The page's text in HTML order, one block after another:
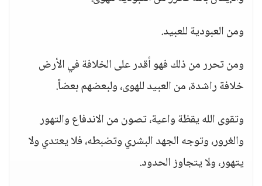
ومن العبودية للعبيد.
ومن تحرر من ذلك فهو أقدر على الخلافة في الأرض
خلافة راشدة، من العبيد للهوى، ولبعضهم بعضاً.
وتقوى الله يقظة واعية، تصون من الاندفاع والتهور
والغرور، وتوجه الجهد البشري وتضبطه، فلا يعتدي ولا
يتهور، ولا يتجاوز الحدود.